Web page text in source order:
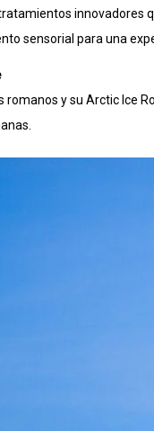
innovadores
sensorial para una
romanos y su Arctic Ice